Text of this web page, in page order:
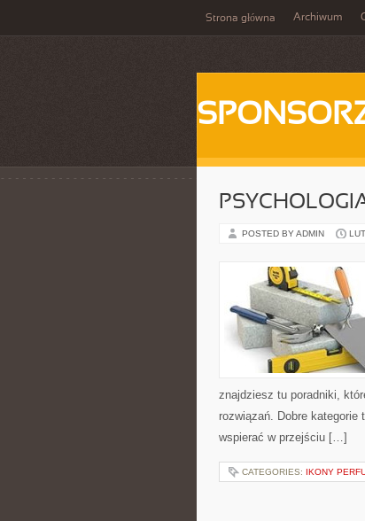
Strona główna Archiwum
POSTED BY ADMIN
znajdziesz tu poradniki,
rozwiązań. Dobre
wspierać w przejściu […]
CATEGORIES: IKONY